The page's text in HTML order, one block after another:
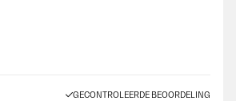
GECONTROLEERDE BEOORDELING